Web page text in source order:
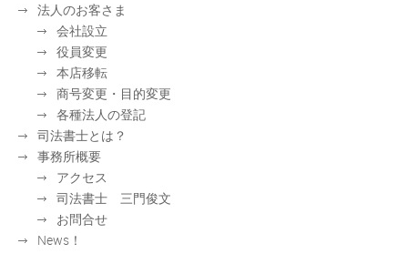
法人のお客さま
会社設立
役員変更
本店移転
商号変更・目的変更
各種法人の登記
司法書士とは？
事務所概要
アクセス
司法書士 三門俊文
お問合せ
News！